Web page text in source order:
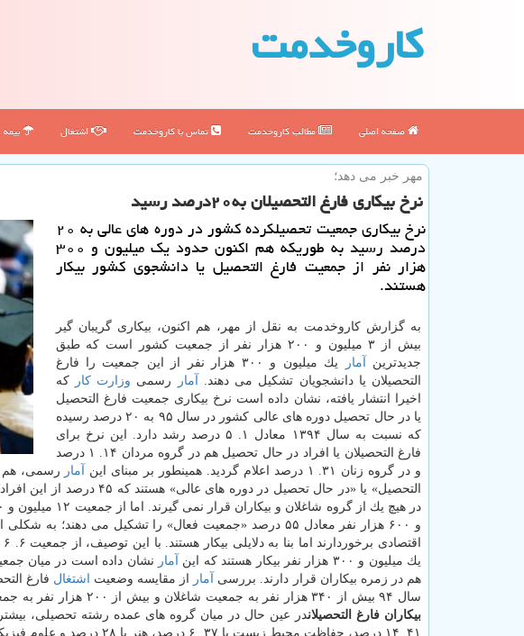
كاروخدمت
صفحه اصلی مطالب كاروخدمت تماس با كاروخدمت اشتغال بیمه
مهر خبر می دهد؛
نرخ بیكاری فارغ التحصیلان به۲۰درصد رسید
نرخ بیكاری جمعیت تحصیلكرده كشور در دوره های عالی به ۲۰
درصد رسید به طوریكه هم اكنون حدود یك میلیون و ۳۰۰
هزار نفر از جمعیت فارغ التحصیل یا دانشجوی كشور بیكار
هستند.
به گزارش كاروخدمت به نقل از مهر، هم اكنون، بیكاری گریبان گیر
بیش از ۳ میلیون و ۲۰۰ هزار نفر از جمعیت كشور است كه طبق
جدیدترین
آمار
یك میلیون و ۳۰۰ هزار نفر از این جمعیت را فارغ
التحصیلان یا دانشجویان تشكیل می دهند.
آمار رسمی وزارت كار
كه
اخیرا انتشار یافته، نشان داده است نرخ بیكاری جمعیت فارغ التحصیل
یا در حال تحصیل دوره های عالی كشور در سال ۹۵ به ۲۰ درصد رسیده
كه نسبت به سال ۱۳۹۴ معادل ۱. ۵ درصد رشد دارد. این نرخ برای
فارغ التحصیلان یا افراد در حال تحصیل هم در گروه مردان ۱۴. ۱ درصد
و در گروه زنان ۳۱. ۱ درصد اعلام گردید. همینطور بر مبنای این
آمار
التحصیل» یا «در حال تحصیل در
و ۶۰۰ هزار نفر معادل ۵۵ درصد «جمعیت فعال» را تشكیل می
یك میلیون و ۳۰۰ هزار نفر بیكار هستند كه این
آمار
هم در زمره بیكاران قرار دارند. بررسی
آمار از مقایسه وضعیت اشتغال
سال ۹۴ بیش از ۳۴۰ هزار نفر به جمعیت شاغلان و بیش از ۲۰۰ هزار نفر به جمعیت بیكاران افزوده شده است.
بیكاران فارغ التحصیلاندر عین حال در میان گروه های عمده رشته تحصیلی،